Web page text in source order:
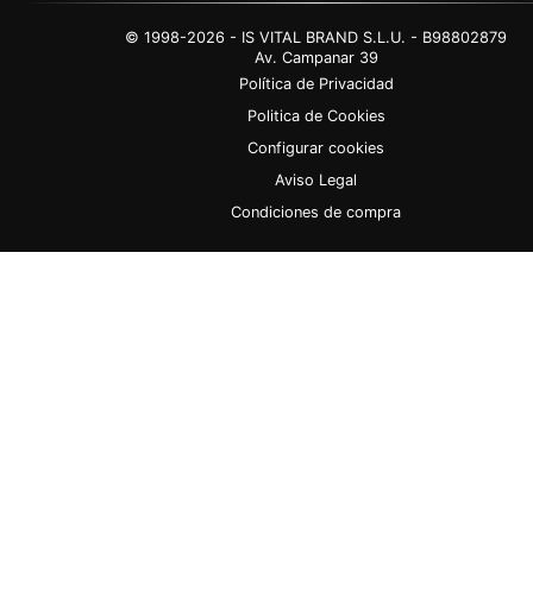
© 1998-2026 - IS VITAL BRAND S.L.U. - B98802879
Av. Campanar 39
Política de Privacidad
Politica de Cookies
Configurar cookies
Aviso Legal
Condiciones de compra